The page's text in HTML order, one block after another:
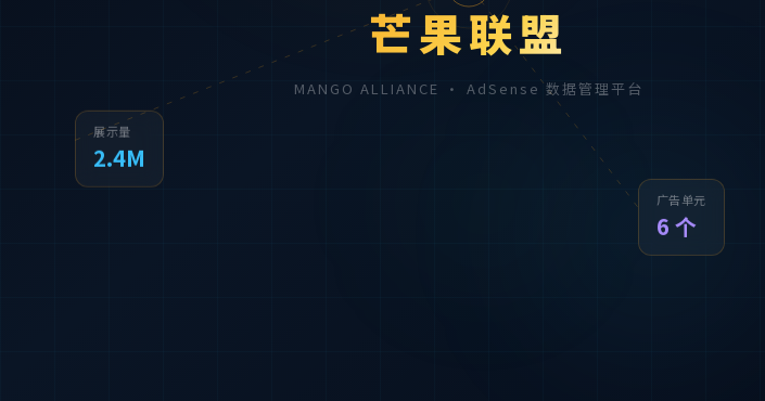
展示量
2.4M
广告单元
6 个
芒果联盟
MANGO ALLIANCE · AdSense 数据管理平台